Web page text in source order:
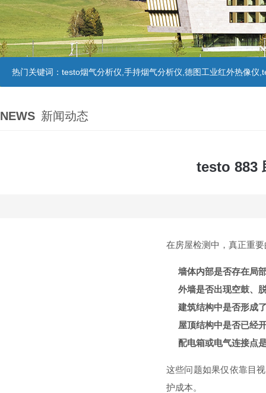
热门关键词： testo烟气分析仪,手持烟气分析仪,德图工业红外热像仪
NEWS 新闻动态
testo 883
在房屋检测中，真正重
墙体内部是否存在局
外墙是否出现空鼓、
建筑结构中是否形成
屋顶结构中是否已经
配电箱或电气连接点
这些问题如果仅依靠目
护成本。